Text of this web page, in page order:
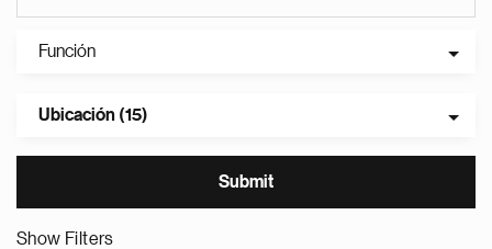
Función
Ubicación (15)
Show Filters